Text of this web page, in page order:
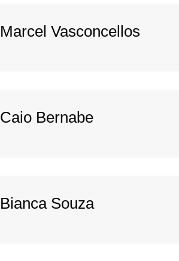
Marcel Vasconcellos
Caio Bernabe
Bianca Souza